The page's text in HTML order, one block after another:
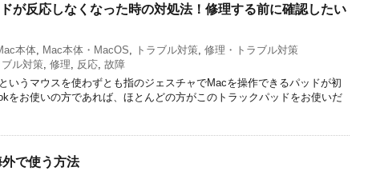
が反応しなくなった時の対処法！修理する前に確認したい
本体, Mac本体・MacOS, トラブル対策, 修理・トラブル対策
ブル対策, 修理, 反応, 故障
いうマウスを使わずとも指のジェスチャでMacを操作できるパッドが初
をお使いの方であれば、ほとんどの方がこのトラックパッドをお使いだ
で使う方法